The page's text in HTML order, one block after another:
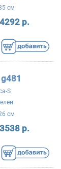
см
4292 р.
S
см
3538 р.